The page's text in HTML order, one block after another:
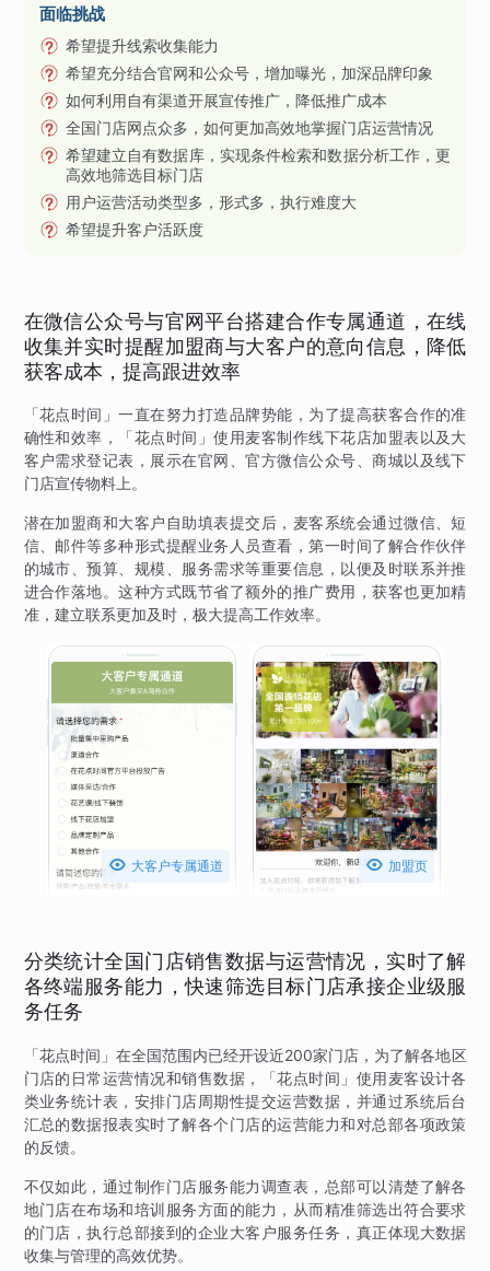
面临挑战
希望提升线索收集能力
希望充分结合官网和公众号，增加曝光，加深品牌印象
如何利用自有渠道开展宣传推广，降低推广成本
全国门店网点众多，如何更加高效地掌握门店运营情况
希望建立自有数据库，实现条件检索和数据分析工作，更
高效地筛选目标门店
用户运营活动类型多，形式多，执行难度大
希望提升客户活跃度
在微信公众号与官网平台搭建合作专属通道，在线
收集并实时提醒加盟商与大客户的意向信息，降低
获客成本，提高跟进效率
「花点时间」一直在努力打造品牌势能，为了提高获客合作的准
确性和效率，「花点时间」使用麦客制作线下花店加盟表以及大
客户需求登记表，展示在官网、官方微信公众号、商城以及线下
门店宣传物料上。
潜在加盟商和大客户自助填表提交后，麦客系统会通过微信、短
信、邮件等多种形式提醒业务人员查看，第一时间了解合作伙伴
的城市、预算、规模、服务需求等重要信息，以便及时联系并推
进合作落地。这种方式既节省了额外的推广费用，获客也更加精
准，建立联系更加及时，极大提高工作效率。
 大客户专属通道  加盟页
分类统计全国门店销售数据与运营情况，实时了解
各终端服务能力，快速筛选目标门店承接企业级服
务任务
「花点时间」在全国范围内已经开设近200家门店，为了解各地区
门店的日常运营情况和销售数据，「花点时间」使用麦客设计各
类业务统计表，安排门店周期性提交运营数据，并通过系统后台
汇总的数据报表实时了解各个门店的运营能力和对总部各项政策
的反馈。
不仅如此，通过制作门店服务能力调查表，总部可以清楚了解各
地门店在布场和培训服务方面的能力，从而精准筛选出符合要求
的门店，执行总部接到的企业大客户服务任务，真正体现大数据
收集与管理的高效优势。